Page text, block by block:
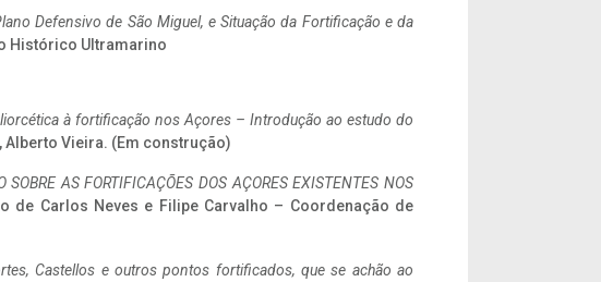
Defensivo de São Miguel, e Situação da Fortificação e da
Histórico Ultramarino
à fortificação nos Açores – Introdução ao estudo do
, Alberto Vieira. (Em construção)
SOBRE AS FORTIFICAÇÕES DOS AÇORES EXISTENTES NOS
de Carlos Neves e Filipe Carvalho – Coordenação de
Castellos e outros pontos fortificados, que se achão ao